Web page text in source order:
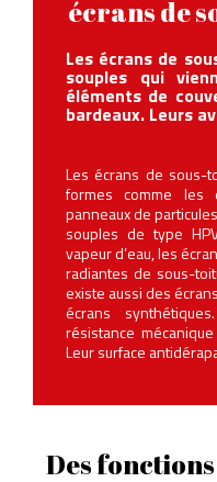
écrans de
Les écrans de
souples qui
éléments de
bardeaux. Leurs
Les écrans de sous-
formes comme les
panneaux de
souples de type
vapeur d’eau, les
radiantes de sous-
existe aussi des
écrans
résistance
Leur surface
Des